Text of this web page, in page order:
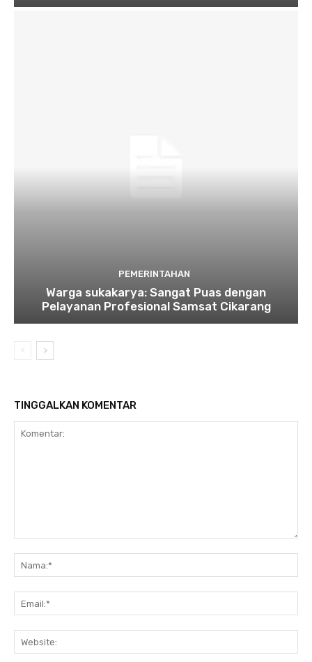
PEMERINTAHAN
Warga sukakarya: Sangat Puas dengan
Pelayanan Profesional Samsat Cikarang
TINGGALKAN KOMENTAR